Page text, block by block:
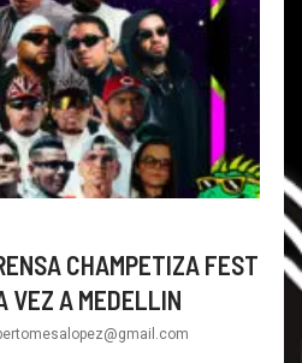
CHAMPETIZA FEST
VEZ A MEDELLIN